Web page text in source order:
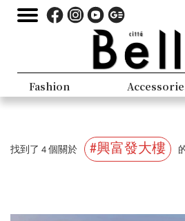
Fashion
找到了 4 個關於 #興富發大樓